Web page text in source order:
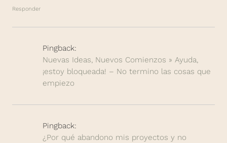
Responder
Pingback:
Nuevas Ideas, Nuevos Comienzos » Ayuda,
¡estoy bloqueada! – No termino las cosas que
empiezo
Pingback:
¿Por qué abandono mis proyectos y no